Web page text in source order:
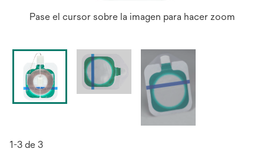
Pase el cursor sobre la imagen para hacer zoom
1-3 de 3